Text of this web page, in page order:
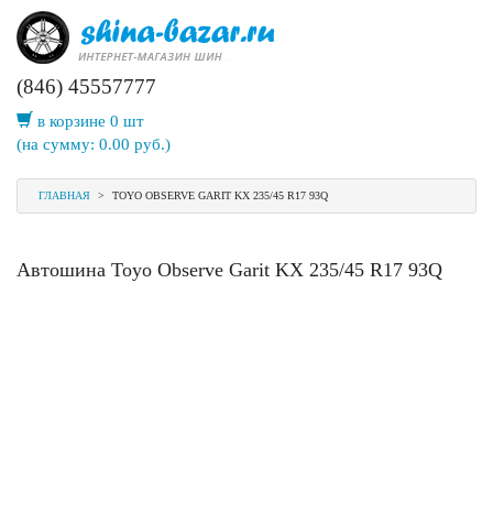
(846) 45557777
в корзине 0 шт
(на сумму: 0.00 руб.)
ГЛАВНАЯ > TOYO OBSERVE GARIT KX 235/45 R17 93Q
Автошина Toyo Observe Garit KX 235/45 R17 93Q